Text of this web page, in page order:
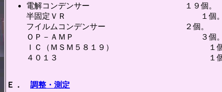
電解コンデンサー １９個。
半固定ＶＲ １個
フイルムコンデンサー ２個。
ＯＰ－ＡＭＰ ３個
ＩＣ（ＭＳＭ５８１９） １個
４０１３ １個
Ｅ． 調整・測定